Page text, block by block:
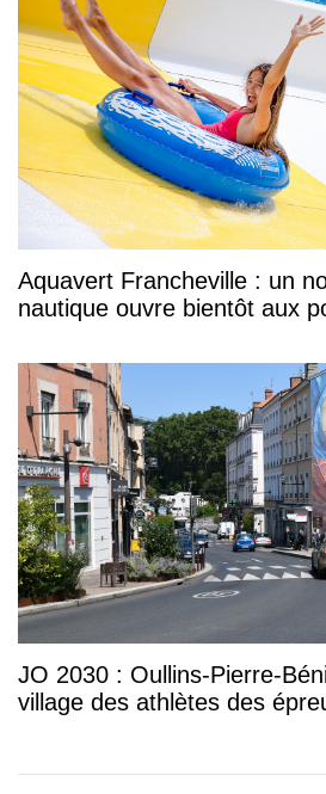
Aquavert Francheville : un
nautique ouvre bientôt aux
JO 2030 : Oullins-Pierre-
village des athlètes des